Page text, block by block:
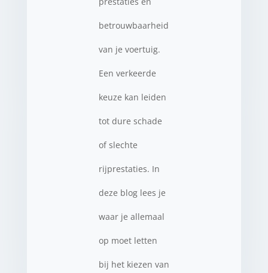
betrouwbaarheid
van je voertuig.
Een verkeerde
keuze kan leiden
tot dure schade
of slechte
rijprestaties. In
deze blog lees je
waar je allemaal
op moet letten
bij het kiezen van